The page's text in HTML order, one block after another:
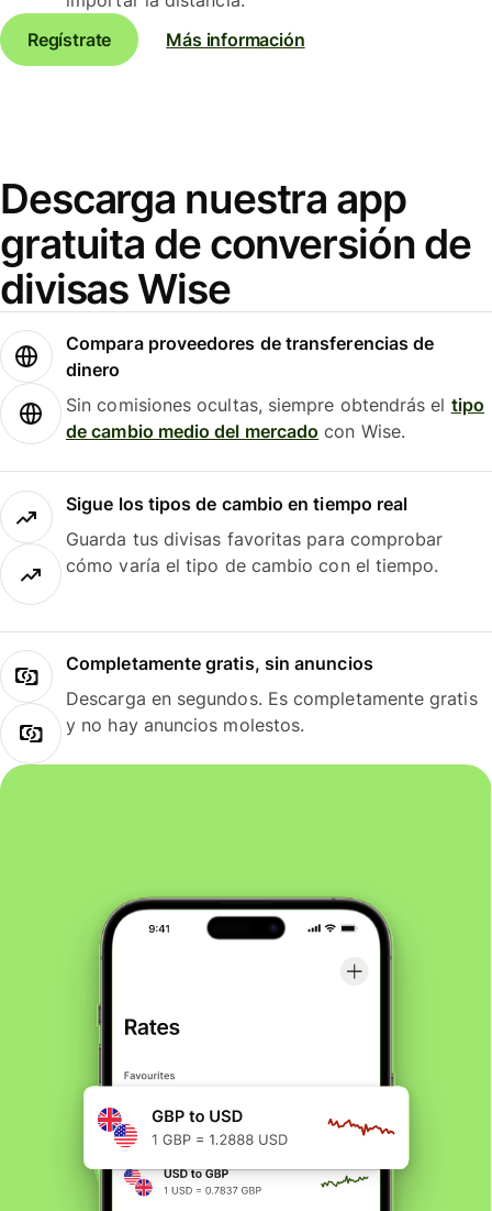
Regístrate
Más información
Descarga nuestra app
gratuita de conversión de
divisas Wise
Compara proveedores de transferencias de
dinero
Sin comisiones ocultas, siempre obtendrás el tipo
de cambio medio del mercado con Wise.
Sigue los tipos de cambio en tiempo real
Guarda tus divisas favoritas para comprobar
cómo varía el tipo de cambio con el tiempo.
Completamente gratis, sin anuncios
Descarga en segundos. Es completamente gratis
y no hay anuncios molestos.